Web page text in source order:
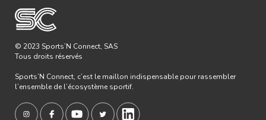
© 2023 Sports’N Connect, SAS
Tous droits réservés
Sports’N Connect, c’est le maillon indispensable pour rassembler
l’ensemble de l’écosystème sportif.